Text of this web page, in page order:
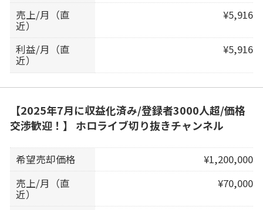
売上/月（直
近）
¥5,916
利益/月（直
近）
¥5,916
【2025年7月に収益化済み/登録者3000人超/価格
交渉歓迎！】 ホロライブ切り抜きチャンネル
希望売却価格
¥1,200,000
売上/月（直
近）
¥70,000